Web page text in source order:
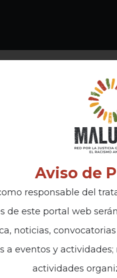
interés
Aviso de
responsable del
de este portal web
noticias,
a eventos y
actividades